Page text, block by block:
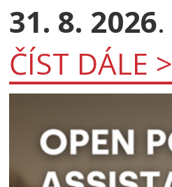
31. 8. 2026.
ČÍST DÁLE >